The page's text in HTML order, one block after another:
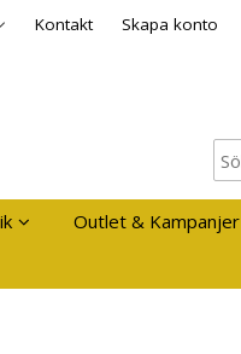
Kontakt Skapa konto
Outlet & Kampanjer